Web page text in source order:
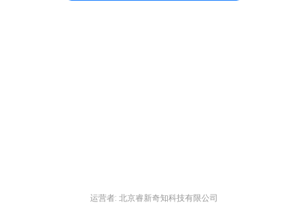
运营者: 北京睿新奇知科技有限公司